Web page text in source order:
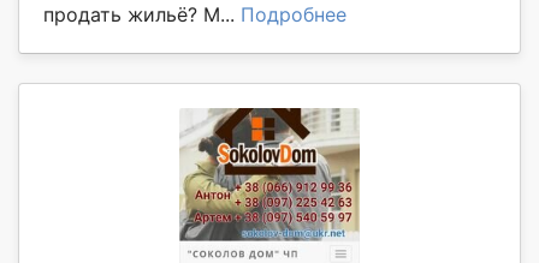
продать жильё? М... Подробнее